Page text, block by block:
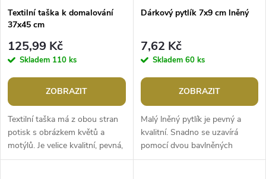
Textilní taška k domalování
37x45 cm
125,99 Kč
Skladem 110 ks
ZOBRAZIT
Textilní taška má z obou stran
potisk s obrázkem květů a
motýlů. Je velice kvalitní, pevná,
hodí se na běžné nošení i
Dárkový pytlík 7x9 cm lněný
7,62 Kč
Skladem 60 ks
ZOBRAZIT
Malý lněný pytlík je pevný a
kvalitní. Snadno se uzavírá
pomocí dvou bavlněných
stahovacích šňůrek. Po